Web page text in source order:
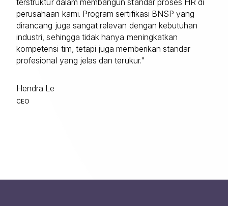
perusahaan kami. Program sertifikasi BNSP yang
dirancang juga sangat relevan dengan kebutuhan
industri, sehingga tidak hanya meningkatkan
kompetensi tim, tetapi juga memberikan standar
profesional yang jelas dan terukur."
Hendra Le
CEO